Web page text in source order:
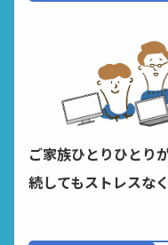
ご家族ひとりひとり
続してもストレスな